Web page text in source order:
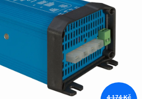
4 174 Kč